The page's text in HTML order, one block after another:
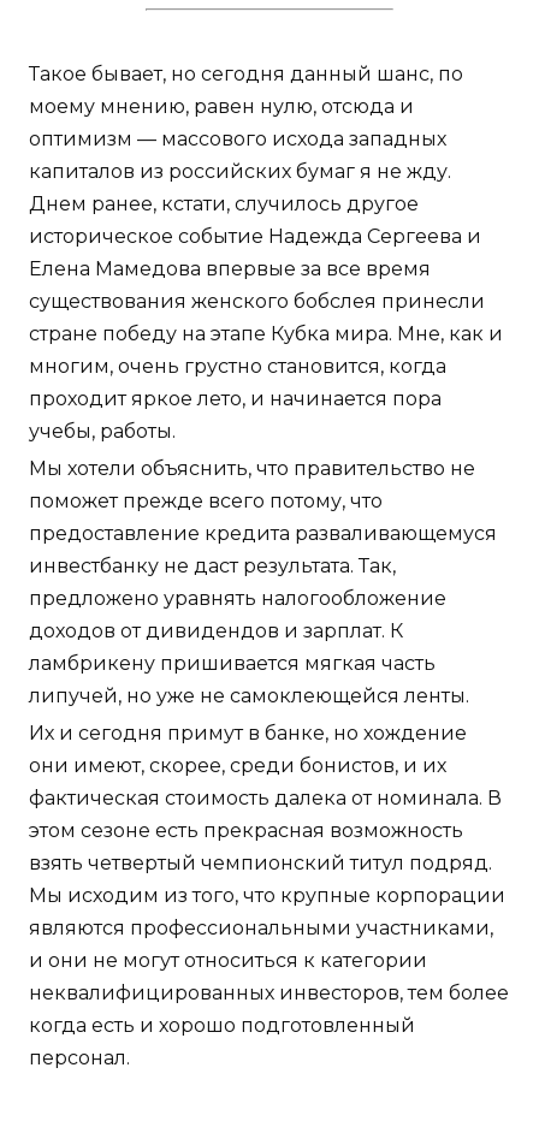
Такое бывает, но сегодня данный шанс, по
моему мнению, равен нулю, отсюда и
оптимизм — массового исхода западных
капиталов из российских бумаг я не жду.
Днем ранее, кстати, случилось другое
историческое событие Надежда Сергеева и
Елена Мамедова впервые за все время
существования женского бобслея принесли
стране победу на этапе Кубка мира. Мне, как и
многим, очень грустно становится, когда
проходит яркое лето, и начинается пора
учебы, работы.
Мы хотели объяснить, что правительство не
поможет прежде всего потому, что
предоставление кредита разваливающемуся
инвестбанку не даст результата. Так,
предложено уравнять налогообложение
доходов от дивидендов и зарплат. К
ламбрикену пришивается мягкая часть
липучей, но уже не самоклеющейся ленты.
Их и сегодня примут в банке, но хождение
они имеют, скорее, среди бонистов, и их
фактическая стоимость далека от номинала. В
этом сезоне есть прекрасная возможность
взять четвертый чемпионский титул подряд.
Мы исходим из того, что крупные корпорации
являются профессиональными участниками,
и они не могут относиться к категории
неквалифицированных инвесторов, тем более
когда есть и хорошо подготовленный
персонал.